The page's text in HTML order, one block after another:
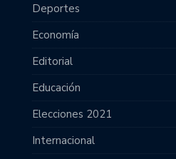
Deportes
Economía
Editorial
Educación
Elecciones 2021
Internacional